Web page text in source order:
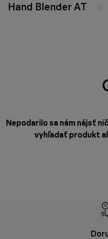
Hand Blender AT
Nepodarilo sa nám nájsť
vyhľadať produkt